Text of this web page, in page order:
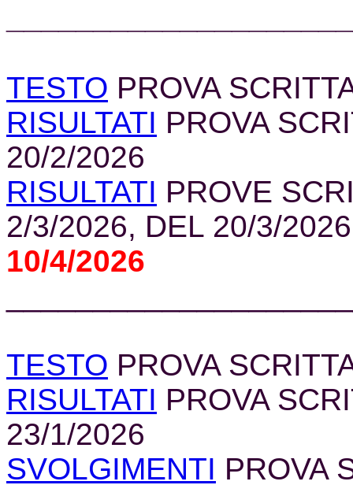
TESTO PROVA
RISULTATI PROVA
20/2/2026
RISULTATI PROVE
2/3/2026, DEL 20/3/2026
10/4/2026
TESTO PROVA
RISULTATI PROVA
23/1/2026
SVOLGIMENTI PROVA